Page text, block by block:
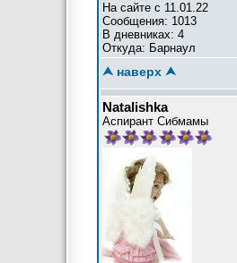
На сайте с 11.01.22
Сообщения: 1013
В дневниках: 4
Откуда: Барнаул
⮝ наверх ⮝
Natalishka
Аспирант Сибмамы